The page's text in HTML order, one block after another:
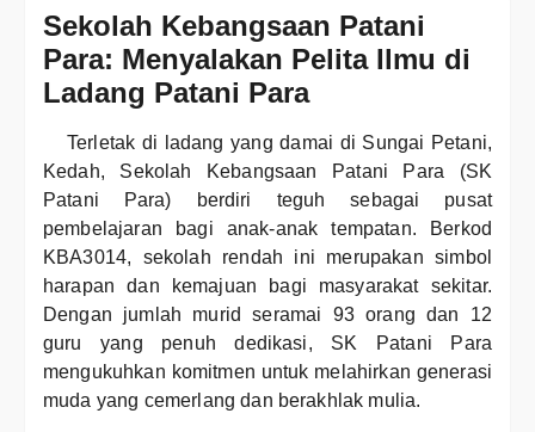
Sekolah Kebangsaan Patani
Para: Menyalakan Pelita Ilmu di
Ladang Patani Para
Terletak di ladang yang damai di Sungai Petani,
Kedah, Sekolah Kebangsaan Patani Para (SK
Patani Para) berdiri teguh sebagai pusat
pembelajaran bagi anak-anak tempatan. Berkod
KBA3014, sekolah rendah ini merupakan simbol
harapan dan kemajuan bagi masyarakat sekitar.
Dengan jumlah murid seramai 93 orang dan 12
guru yang penuh dedikasi, SK Patani Para
mengukuhkan komitmen untuk melahirkan generasi
muda yang cemerlang dan berakhlak mulia.